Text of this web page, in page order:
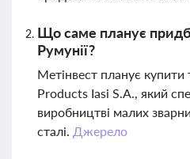
Що саме планує
Румунії?
Метінвест планує
Products Iasi S.A., який
виробництві малих
сталі. Джерело